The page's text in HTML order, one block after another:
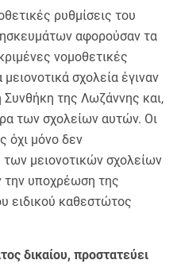
ρυθμίσεις του
αφορούσαν τα
νομοθετικές
σχολεία έγιναν
Συνθήκη της Λωζάννης και,
των σχολείων αυτών. Οι
όχι μόνο δεν
των μειονοτικών σχολείων
την υποχρέωση της
ειδικού καθεστώτος
δικαίου, προστατεύει